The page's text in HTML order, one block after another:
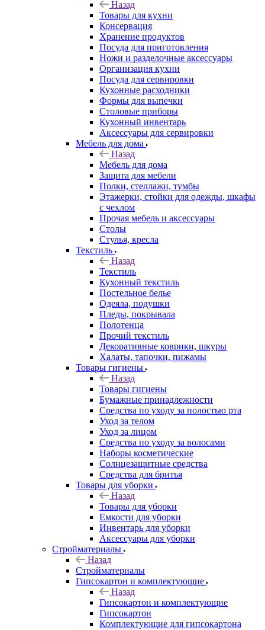
Назад
Товары для кухни
Консервация
Хранение продуктов
Посуда для приготовления
Ножи и разделочные аксессуары
Организация кухни
Посуда для сервировки
Кухонные расходники
Формы для выпечки
Столовые приборы
Кухонный инвентарь
Аксессуары для сервировки
Мебель для дома
Назад
Мебель для дома
Защита для мебели
Полки, стеллажи, тумбы
Этажерки, стойки для одежды, шкафы
с чехлом
Прочая мебель и аксессуары
Столы
Стулья, кресла
Текстиль
Назад
Текстиль
Кухонный текстиль
Постельное белье
Одеяла, подушки
Пледы, покрывала
Полотенца
Прочий текстиль
Декоративные коврики, шкуры
Халаты, тапочки, пижамы
Товары гигиены
Назад
Товары гигиены
Бумажные принадлежности
Средства по уходу за полостью рта
Уход за телом
Уход за лицом
Средства по уходу за волосами
Наборы косметические
Солнцезащитные средства
Средства для бритья
Товары для уборки
Назад
Товары для уборки
Емкости для уборки
Инвентарь для уборки
Аксессуары для уборки
Стройматериалы
Назад
Стройматериалы
Гипсокартон и комплектующие
Назад
Гипсокартон и комплектующие
Гипсокартон
Комплектующие для гипсокартона